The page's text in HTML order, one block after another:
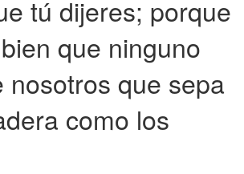
tú dijeres; porque
que ninguno
nosotros que sepa
como los